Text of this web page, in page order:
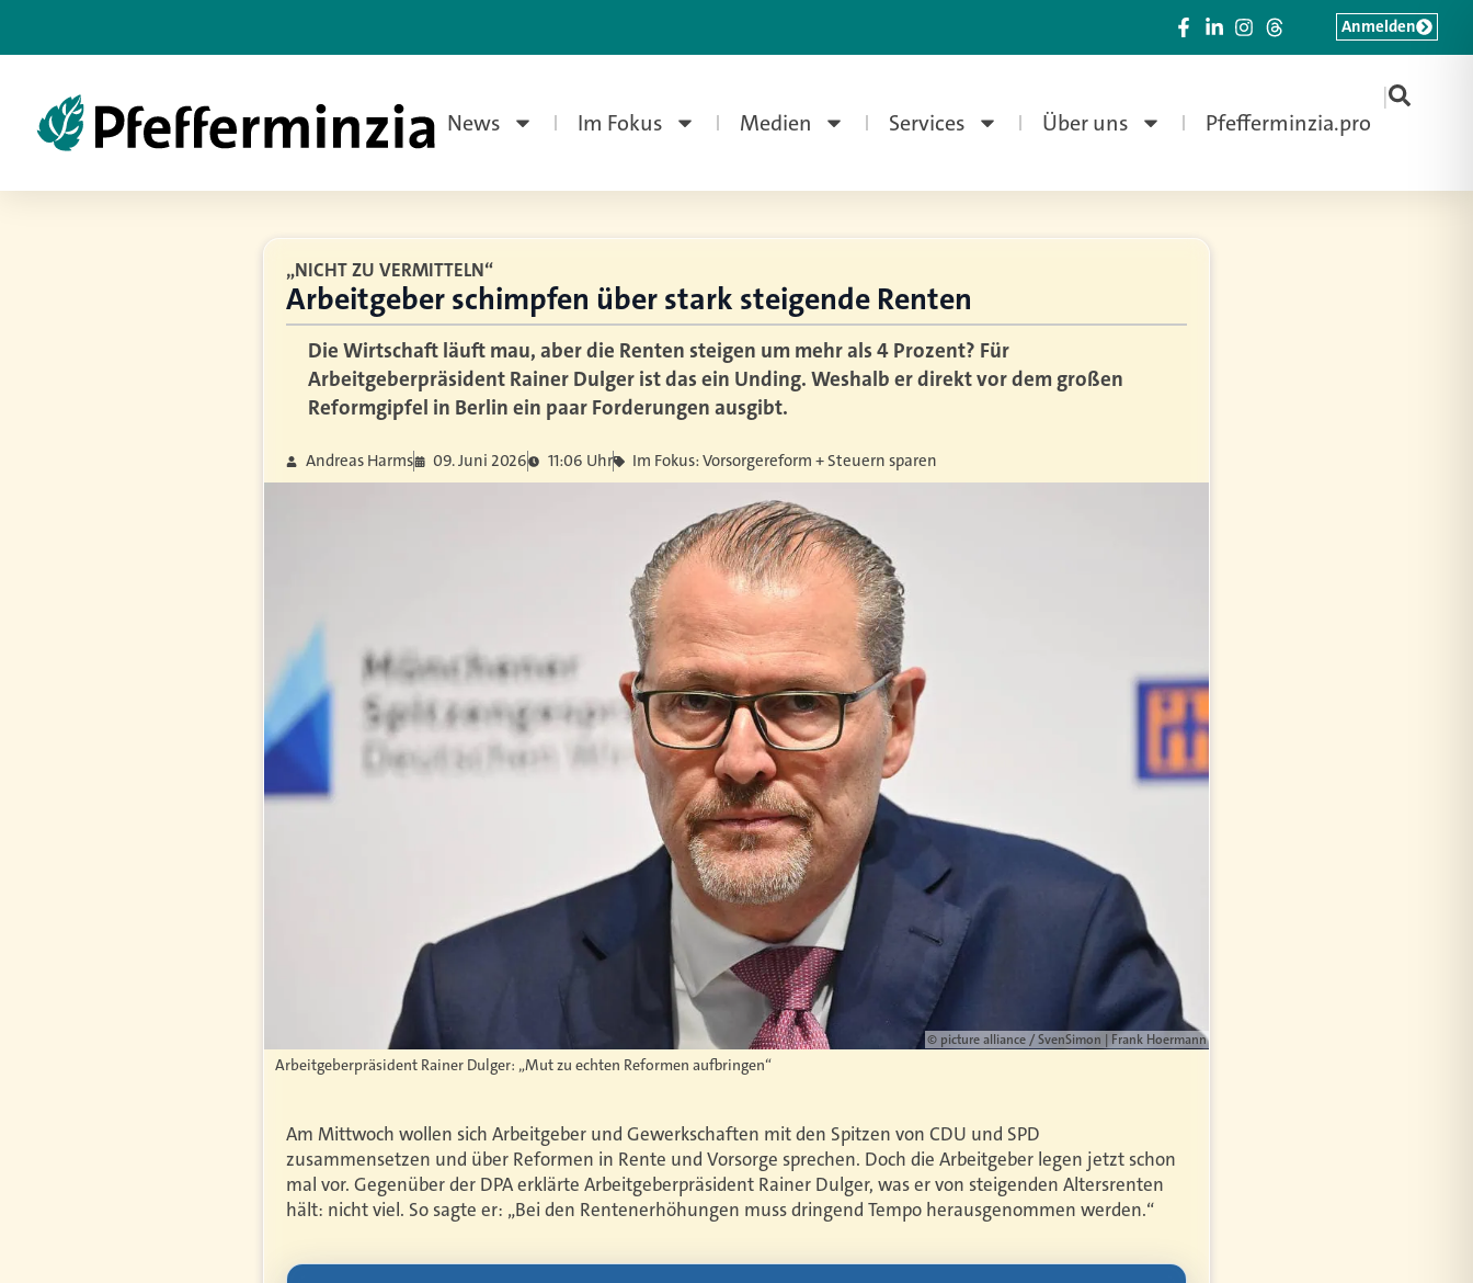
News Im Fokus Medien Services Über uns Pfefferminzia.pro
|
Anmelden
„NICHT ZU VERMITTELN“
Arbeitgeber schimpfen über stark steigende Renten
Die Wirtschaft läuft mau, aber die Renten steigen um mehr als 4 Prozent? Für
Arbeitgeberpräsident Rainer Dulger ist das ein Unding. Weshalb er direkt vor dem großen
Reformgipfel in Berlin ein paar Forderungen ausgibt.
Andreas Harms 09. Juni 2026 11:06 Uhr Im Fokus: Vorsorgereform + Steuern sparen
© picture alliance / SvenSimon | Frank Hoermann
Arbeitgeberpräsident Rainer Dulger: „Mut zu echten Reformen aufbringen“
Am Mittwoch wollen sich Arbeitgeber und Gewerkschaften mit den Spitzen von CDU und SPD
zusammensetzen und über Reformen in Rente und Vorsorge sprechen. Doch die Arbeitgeber legen jetzt schon
mal vor. Gegenüber der DPA erklärte Arbeitgeberpräsident Rainer Dulger, was er von steigenden Altersrenten
hält: nicht viel. So sagte er: „Bei den Rentenerhöhungen muss dringend Tempo herausgenommen werden.“